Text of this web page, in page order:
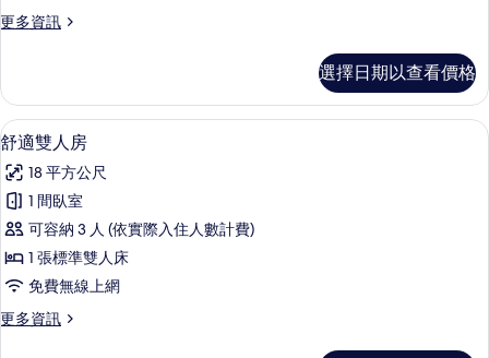
的
有
相
片
更多資訊
更
的
詳
情
選擇日期以查看價格
顯
示
舒
適
雙
人
的
8
舒適雙人房
18 平方公尺
1 間臥室
可容納 3 人 (依實際入住人數計費)
1 張標準雙人床
免費無線上網
更多資訊
更